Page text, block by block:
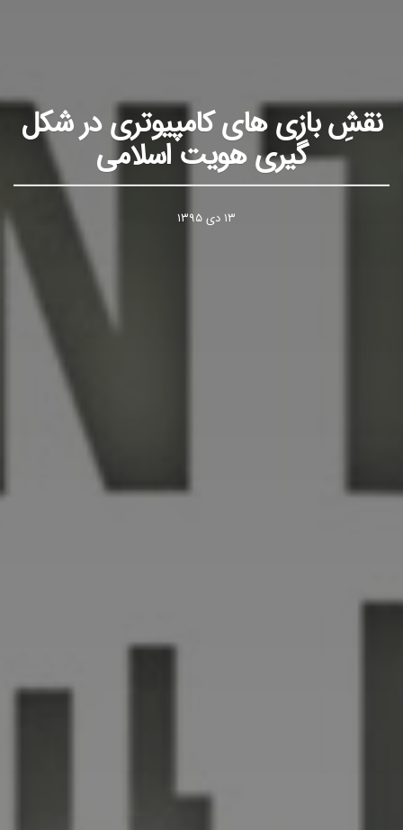
نقشِ بازی های کامپیوتری در شکل
گیری هویت اسلامی
۱۳ دی ۱۳۹۵